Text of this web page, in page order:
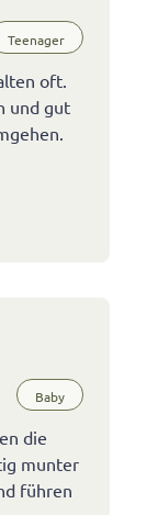
Teenager
oft.
und gut
Baby
die
munter
führen